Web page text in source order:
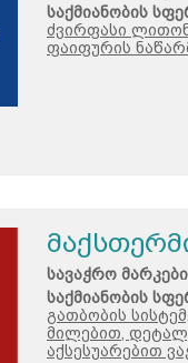
საქმიანობის
ძვირფასი
ფაიფურის
სავაჭრო
საქმიანობის
გათბობის
მილებით,
აქსესუარებით